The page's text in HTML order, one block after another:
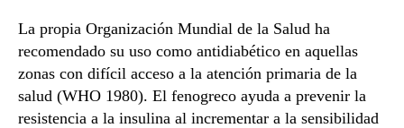
La propia Organización Mundial de la Salud ha
recomendado su uso como antidiabético en aquellas
zonas con difícil acceso a la atención primaria de la
salud (WHO 1980). El fenogreco ayuda a prevenir la
resistencia a la insulina al incrementar a la sensibilidad